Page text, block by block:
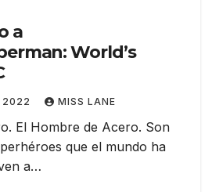
a
World’s
2022 MISS LANE
El Hombre de Acero. Son
que el mundo ha
a…